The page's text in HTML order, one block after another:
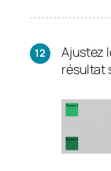
Ajustez
résultat